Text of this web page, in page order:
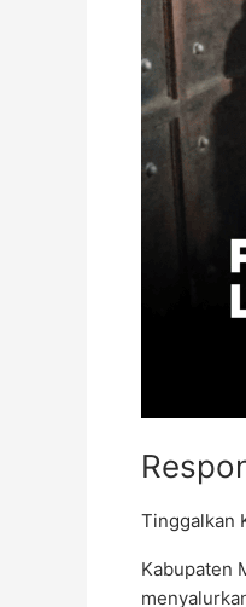
Tinggalkan
Kabupaten